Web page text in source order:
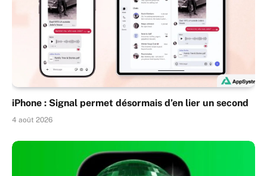
iPhone : Signal permet désormais d’en lier un second
4 août 2026